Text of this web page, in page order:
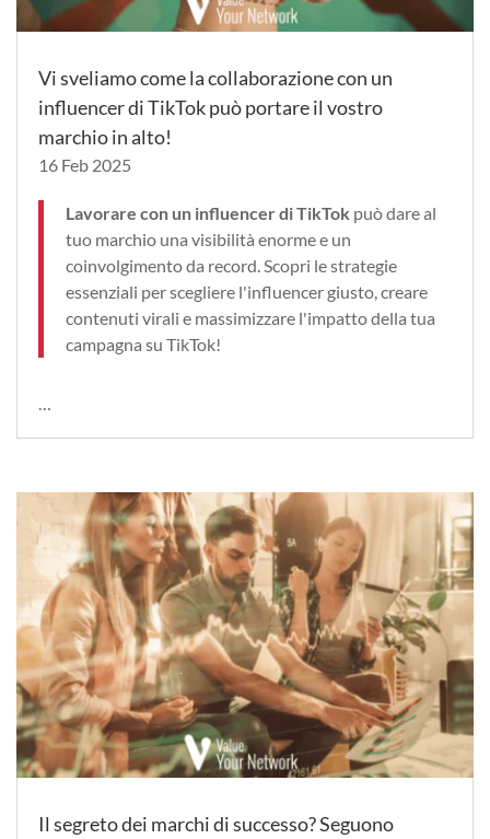
Vi sveliamo come la collaborazione con un
influencer di TikTok può portare il vostro
marchio in alto!
16 Feb 2025
Lavorare con un influencer di TikTok può dare al
tuo marchio una visibilità enorme e un
coinvolgimento da record. Scopri le strategie
essenziali per scegliere l'influencer giusto, creare
contenuti virali e massimizzare l'impatto della tua
campagna su TikTok!
…
Il segreto dei marchi di successo? Seguono